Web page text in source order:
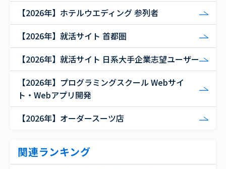
【2026年】ホテルウエディング 参列者
【2026年】就活サイト 首都圏
【2026年】就活サイト 日系大手企業志望ユーザー
【2026年】プログラミングスクール Webサイ
ト・Webアプリ開発
【2026年】オーダースーツ店
関連ランキング